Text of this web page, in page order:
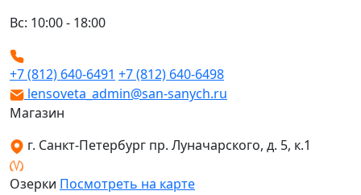
Вс: 10:00 - 18:00
+7 (812) 640-6491 +7 (812) 640-6498
lensoveta_admin@san-sanych.ru
Магазин
г. Санкт-Петербург пр. Луначарского, д. 5, к.1
Озерки Посмотреть на карте